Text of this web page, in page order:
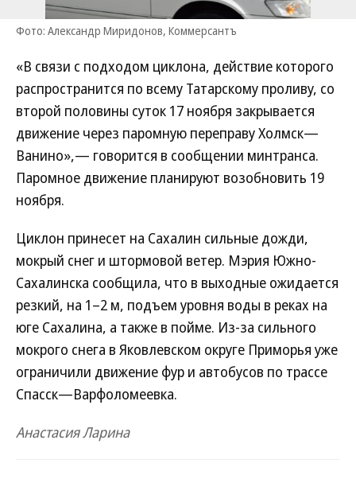
Фото: Александр Миридонов, Коммерсантъ
«В связи с подходом циклона, действие которого
распространится по всему Татарскому проливу, со
второй половины суток 17 ноября закрывается
движение через паромную переправу Холмск—
Ванино»,— говорится в сообщении минтранса.
Паромное движение планируют возобновить 19
ноября.
Циклон принесет на Сахалин сильные дожди,
мокрый снег и штормовой ветер. Мэрия Южно-
Сахалинска сообщила, что в выходные ожидается
резкий, на 1–2 м, подъем уровня воды в реках на
юге Сахалина, а также в пойме. Из-за сильного
мокрого снега в Яковлевском округе Приморья уже
ограничили движение фур и автобусов по трассе
Спасск—Варфоломеевка.
Анастасия Ларина